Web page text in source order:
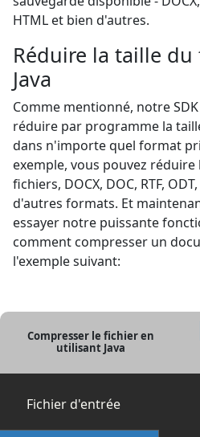
HTML et bien d'autres.
Réduire la taille
Java
Comme mentionné, notre
réduire par programme la
dans n'importe quel format
exemple, vous pouvez réduire
fichiers, DOCX, DOC, RTF,
d'autres formats. Et
essayer notre puissante
comment compresser un
l'exemple suivant:
Compresser le fichier en
utilisant Java
Fichier d'entrée